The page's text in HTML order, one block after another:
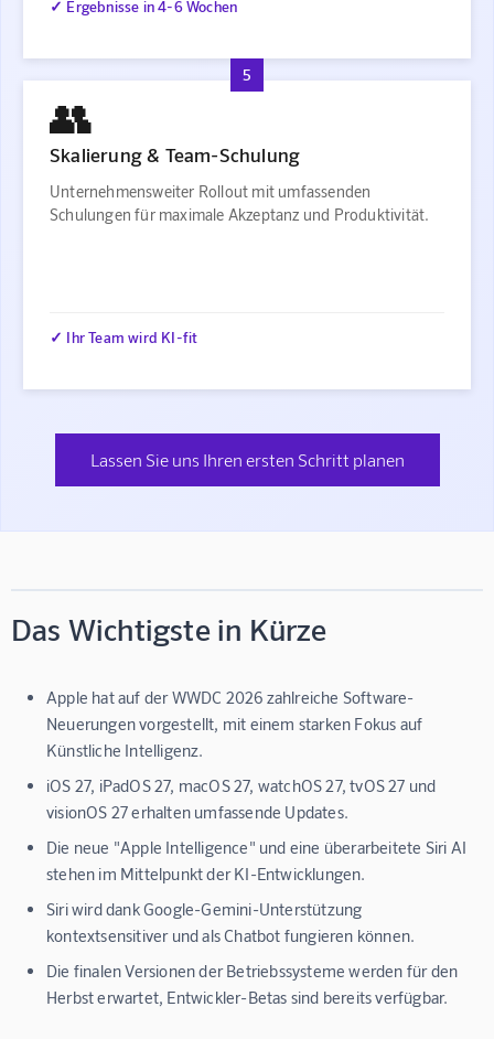
✓ Ergebnisse in 4-6 Wochen
5
👥
Skalierung & Team-Schulung
Unternehmensweiter Rollout mit umfassenden
Schulungen für maximale Akzeptanz und Produktivität.
✓ Ihr Team wird KI-fit
Lassen Sie uns Ihren ersten Schritt planen
Das Wichtigste in Kürze
Apple hat auf der WWDC 2026 zahlreiche Software-
Neuerungen vorgestellt, mit einem starken Fokus auf
Künstliche Intelligenz.
iOS 27, iPadOS 27, macOS 27, watchOS 27, tvOS 27 und
visionOS 27 erhalten umfassende Updates.
Die neue "Apple Intelligence" und eine überarbeitete Siri AI
stehen im Mittelpunkt der KI-Entwicklungen.
Siri wird dank Google-Gemini-Unterstützung
kontextsensitiver und als Chatbot fungieren können.
Die finalen Versionen der Betriebssysteme werden für den
Herbst erwartet, Entwickler-Betas sind bereits verfügbar.